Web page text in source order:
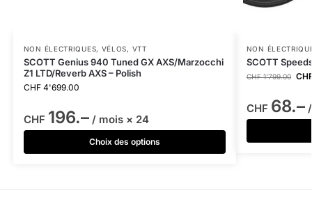
NON ÉLECTRIQUES, VÉLOS, VTT
SCOTT Genius 940 Tuned GX AXS/Marzocchi
Z1 LTD/Reverb AXS – Polish
CHF4'699.00
CHF 196.–/ mois × 24
Choix des options
NON
SCOTT
CHF1'799.00
CHF 68.–/